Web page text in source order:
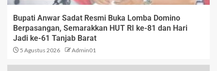
Bupati Anwar Sadat Resmi Buka Lomba Domino
Berpasangan, Semarakkan HUT RI ke-81 dan Hari
Jadi ke-61 Tanjab Barat
5 Agustus 2026 Admin01